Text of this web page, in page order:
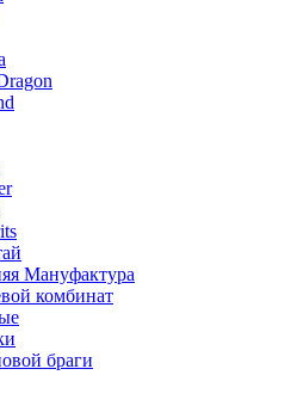
Мануфактура
комбинат
браги